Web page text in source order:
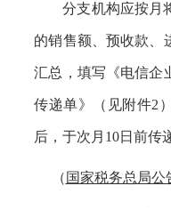
分支机构应按月
的销售额、预收款、
汇总，填写《电信企
传递单》（见附件2
后，于次月10日前传
（ 国家税务总局公